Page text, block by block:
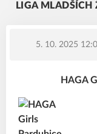
LIGA
5. 10. 2025
HAGA